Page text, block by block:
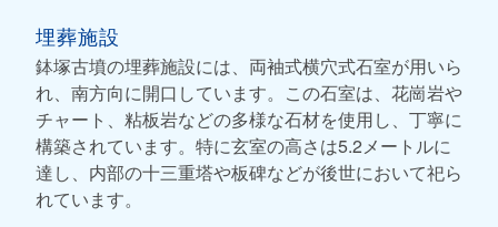
埋葬施設
鉢塚古墳の埋葬施設には、両袖式横穴式石室が用いら
れ、南方向に開口しています。この石室は、花崗岩や
チャート、粘板岩などの多様な石材を使用し、丁寧に
構築されています。特に玄室の高さは5.2メートルに
達し、内部の十三重塔や板碑などが後世において祀ら
れています。